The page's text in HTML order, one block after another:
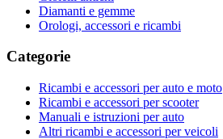
Diamanti e gemme
Orologi, accessori e ricambi
Categorie
Ricambi e accessori per auto e moto
Ricambi e accessori per scooter
Manuali e istruzioni per auto
Altri ricambi e accessori per veicoli